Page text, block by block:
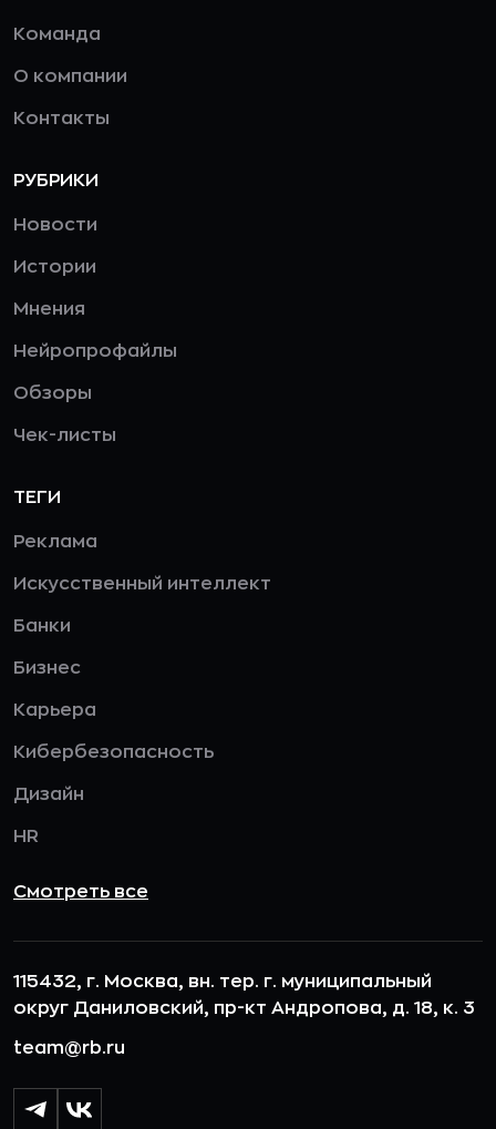
Команда
О компании
Контакты
РУБРИКИ
Новости
Истории
Мнения
Нейропрофайлы
Обзоры
Чек-листы
ТЕГИ
Реклама
Искусственный интеллект
Банки
Бизнес
Карьера
Кибербезопасность
Дизайн
HR
Смотреть все
115432, г. Москва, вн. тер. г. муниципальный
округ Даниловский, пр-кт Андропова, д. 18, к. 3
team@rb.ru